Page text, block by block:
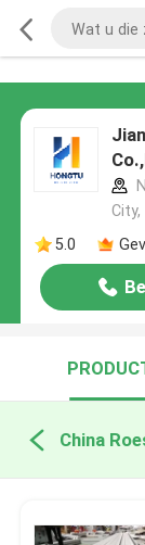
5.0
China